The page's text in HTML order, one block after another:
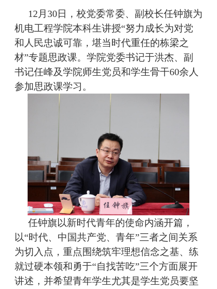
12 月 30日，校党委常委、副校长任钟旗为
机电工程学院本科生讲授“努力成长为对党
和人民忠诚可靠，堪当时代重任的栋梁之
材”专题思政课。学院党委书记于洪杰、副
书记任峰及学院师生党员和学生骨干60余人
参加思政课学习。
任钟旗以新时代青年的使命内涵开篇，
以“时代、中国共产党、青年”三者之间关系
为切入点，重点围绕筑牢理想信念之基、练
就过硬本领和勇于“自找苦吃”三个方面展开
讲述，并希望青年学生尤其是学生党员要坚